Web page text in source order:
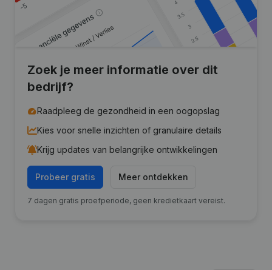
Zoek je meer informatie over dit
bedrijf?
Raadpleeg de gezondheid in een oogopslag
Kies voor snelle inzichten of granulaire details
Krijg updates van belangrijke ontwikkelingen
Probeer gratis Meer ontdekken
7 dagen gratis proefperiode, geen kredietkaart vereist.